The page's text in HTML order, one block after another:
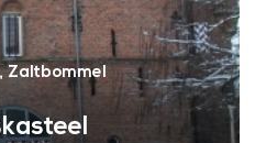
Zaltbommel